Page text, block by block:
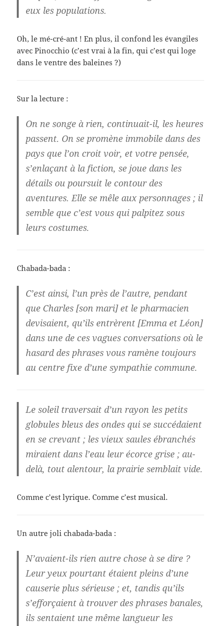
eux les populations.
Oh, le mé-cré-ant ! En plus, il confond les évangiles
avec Pinocchio (c’est vrai à la fin, qui c’est qui loge
dans le ventre des baleines ?)
Sur la lecture :
On ne songe à rien, continuait-il, les heures
passent. On se promène immobile dans des
pays que l’on croit voir, et votre pensée,
s’enlaçant à la fiction, se joue dans les
détails ou poursuit le contour des
aventures. Elle se mêle aux personnages ; il
semble que c’est vous qui palpitez sous
leurs costumes.
Chabada-bada :
C’est ainsi, l’un près de l’autre, pendant
que Charles [son mari] et le pharmacien
devisaient, qu’ils entrèrent [Emma et Léon]
dans une de ces vagues conversations où le
hasard des phrases vous ramène toujours
au centre fixe d’une sympathie commune.
Le soleil traversait d’un rayon les petits
globules bleus des ondes qui se succédaient
en se crevant ; les vieux saules ébranchés
miraient dans l’eau leur écorce grise ; au-
delà, tout alentour, la prairie semblait vide.
Comme c’est lyrique. Comme c’est musical.
Un autre joli chabada-bada :
N’avaient-ils rien autre chose à se dire ?
Leur yeux pourtant étaient pleins d’une
causerie plus sérieuse ; et, tandis qu’ils
s’efforçaient à trouver des phrases banales,
ils sentaient une même langueur les